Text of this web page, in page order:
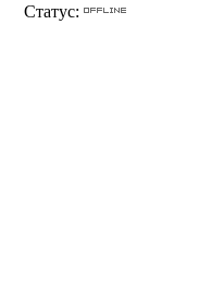
Статус: